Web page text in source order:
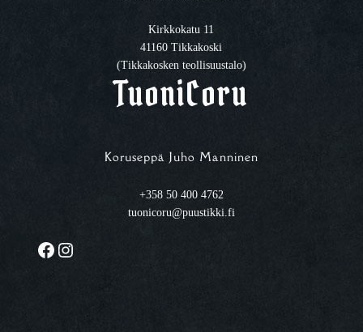
Kirkkokatu 11
41160 Tikkakoski
(Tikkakosken teollisuustalo)
TuoniCoru
Koruseppä Juho Manninen
+358 50 400 4762
tuonicoru@puustikki.fi
Facebook Instagram